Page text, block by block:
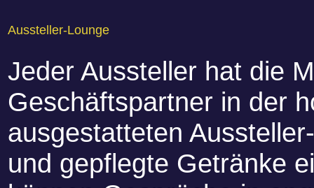
Aussteller-Lounge
Jeder Aussteller hat die
Geschäftspartner in der
ausgestatteten
und gepflegte Getränke